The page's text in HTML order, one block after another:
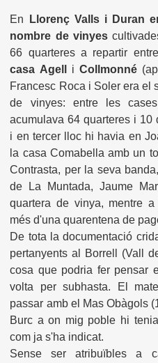
En
Llorenç Valls i Duran
nombre de vinyes
66 quarteres a repartir
casa Agell
i Collmonné
Francesc Roca i Soler era el
de vinyes: entre les
acumulava 64 quarteres i 10
i en tercer lloc hi havia en
la casa Comabella amb un
Contrasta, per la seva
de La Muntada, Jaume
quartera de vinya, mentre
més d'una quarentena de
De tota la documentació
pertanyents al Borrell (Vall
cosa que podria fer pensar
volta per subhasta. El
passar amb el Mas Obàgols
Burc a on mig poble hi
com ja s'ha indicat.
Sense ser atribuïbles a